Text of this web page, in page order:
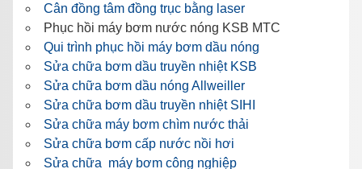
Cân đồng tâm đồng trục bằng laser
Phục hồi máy bơm nước nóng KSB MTC
Qui trình phục hồi máy bơm dầu nóng
Sửa chữa bơm dầu truyền nhiệt KSB
Sửa chữa bơm dầu nóng Allweiller
Sửa chữa bơm dầu truyền nhiệt SIHI
Sửa chữa máy bơm chìm nước thải
Sửa chữa bơm cấp nước nồi hơi
Sửa chữa máy bơm công nghiệp